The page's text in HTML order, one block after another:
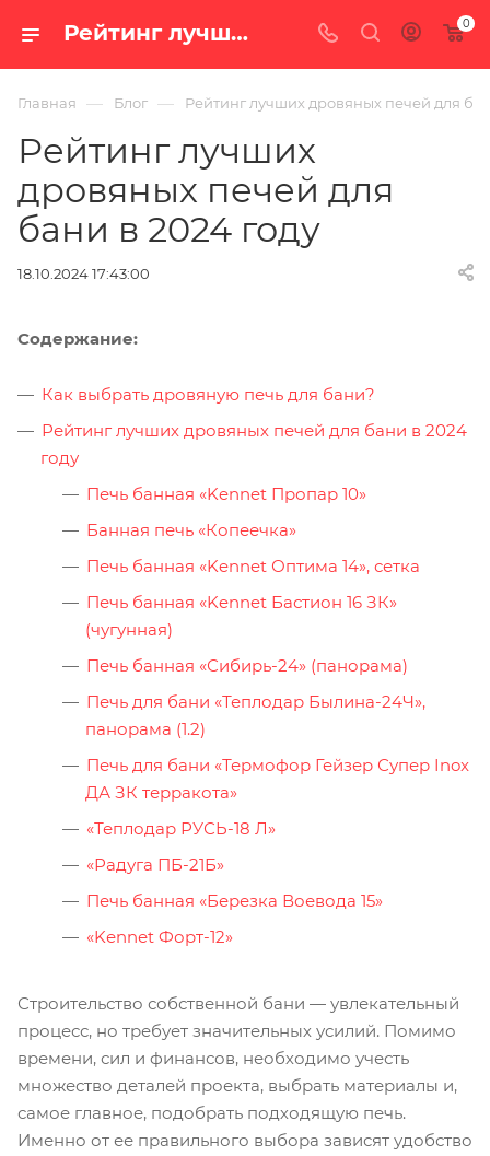
Рейтинг лучших дровяных печей для бани в 2024 году — блог интернет-магазина «100 печей.ру» 0
Главная — Блог — Рейтинг лучших дровяных печей для
Рейтинг лучших
дровяных печей для
бани в 2024 году
18.10.2024 17:43:00
Содержание:
Как выбрать дровяную печь для бани?
Рейтинг лучших дровяных печей для бани в 2024
году
Печь банная «Kennet Пропар 10»
Банная печь «Копеечка»
Печь банная «Kennet Оптима 14», сетка
Печь банная «Kennet Бастион 16 ЗК»
(чугунная)
Печь банная «Сибирь-24» (панорама)
Печь для бани «Теплодар Былина-24Ч»,
панорама (1.2)
Печь для бани «Термофор Гейзер Супер Inox
ДА ЗК терракота»
«Теплодар РУСЬ-18 Л»
«Радуга ПБ-21Б»
Печь банная «Березка Воевода 15»
«Kеnnеt Форт-12»
Строительство собственной бани — увлекательный
процесс, но требует значительных усилий. Помимо
времени, сил и финансов, необходимо учесть
множество деталей проекта, выбрать материалы и,
самое главное, подобрать подходящую печь.
Именно от ее правильного выбора зависят удобство